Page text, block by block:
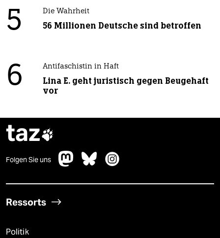
5 Die Wahrheit
56 Millionen Deutsche sind betroffen
6 Antifaschistin in Haft
Lina E. geht juristisch gegen Beugehaft
vor
taz
Folgen Sie uns
Ressorts
Politik